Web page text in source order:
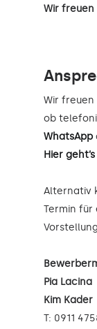
Wir
Wir freuen
ob
WhatsApp
Hier
Alternativ
Termin für
Pia Lacina
Kim Kader
T: 0911